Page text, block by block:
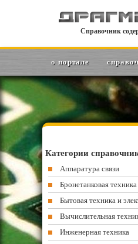
Справочник
о портале
Категории
Аппаратура связи
Бронетанковая техника
Бытовая техника и
Вычислительная
Инженерная техника